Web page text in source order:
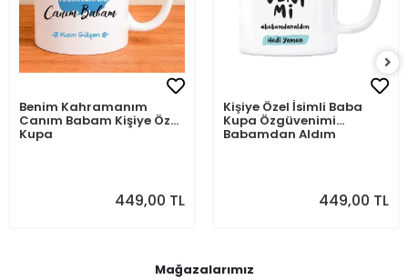
Benim Kahramanım
Canım Babam Kişiye Özel
Kupa
449,00 TL
Kişiye Özel İsimli Baba
Kupa Özgüvenimi
Babamdan Aldım
449,00 TL
Mağazalarımız